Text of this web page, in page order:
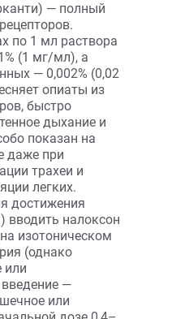
— полный
по 1 мл раствора
(1 мг/мл), а
— 0,002% (0,02
опиаты из
быстро
дыхание и
показан на
даже при
трахеи и
легких.
достижения
вводить налоксон
изотоническом
(однако
или
—
или